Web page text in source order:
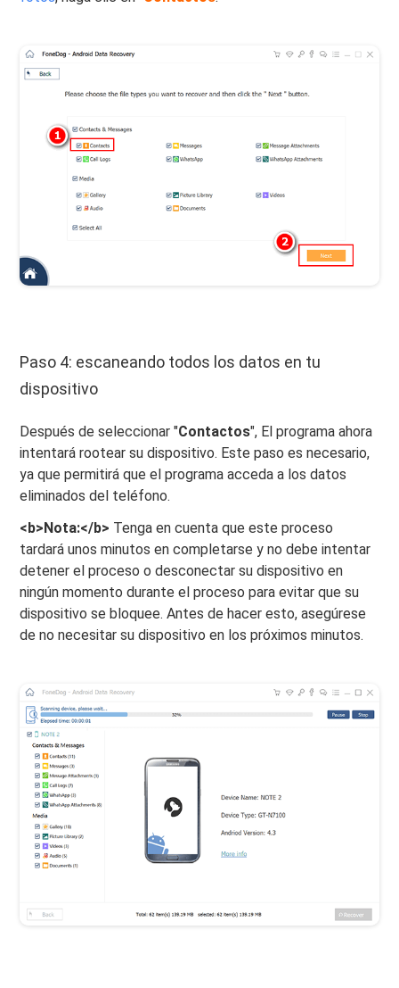
Paso 4: escaneando todos los datos en tu
dispositivo
Después de seleccionar "Contactos", El programa ahora
intentará rootear su dispositivo. Este paso es necesario,
ya que permitirá que el programa acceda a los datos
eliminados del teléfono.
<b>Nota:</b> Tenga en cuenta que este proceso
tardará unos minutos en completarse y no debe intentar
detener el proceso o desconectar su dispositivo en
ningún momento durante el proceso para evitar que su
dispositivo se bloquee. Antes de hacer esto, asegúrese
de no necesitar su dispositivo en los próximos minutos.